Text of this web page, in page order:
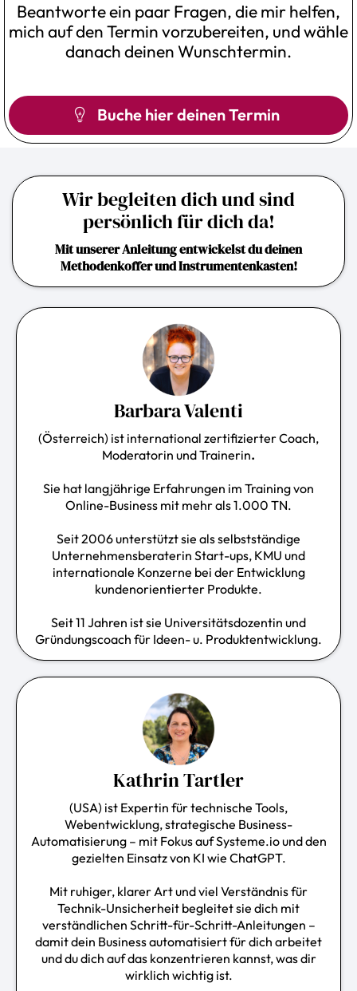
Beantworte ein paar Fragen, die mir helfen,
mich auf den Termin vorzubereiten, und wähle
danach deinen Wunschtermin.
Buche hier deinen Termin
Wir begleiten dich und sind
persönlich für dich da!
Mit unserer Anleitung entwickelst du deinen
Methodenkoffer und Instrumentenkasten!
Barbara Valenti
(Österreich) ist international zertifizierter Coach,
Moderatorin und Trainerin.
Sie hat langjährige Erfahrungen im Training von
Online-Business mit mehr als 1.000 TN.
Seit 2006 unterstützt sie als selbstständige
Unternehmensberaterin Start-ups, KMU und
internationale Konzerne bei der Entwicklung
kundenorientierter Produkte.
Seit 11 Jahren ist sie Universitätsdozentin und
Gründungscoach für Ideen- u. Produktentwicklung.
Kathrin Tartler
(USA) ist Expertin für technische Tools,
Webentwicklung, strategische Business-
Automatisierung – mit Fokus aufSysteme.iound den
gezielten Einsatz von KI wie ChatGPT.
Mit ruhiger, klarer Art und viel Verständnis für
Technik-Unsicherheit begleitet sie dich mit
verständlichen Schritt-für-Schritt-Anleitungen –
damit dein Business automatisiert für dich arbeitet
und du dich auf das konzentrieren kannst, was dir
wirklich wichtig ist.